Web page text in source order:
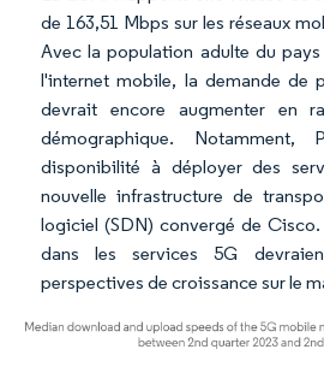
de 163,51 Mbps sur les réseaux
Avec la population adulte du
l'internet mobile, la demande de
devrait encore augmenter en
démographique.
disponibilité à déployer des
nouvelle infrastructure de
logiciel (SDN) convergé de
dans les services 5G
perspectives de croissance sur le